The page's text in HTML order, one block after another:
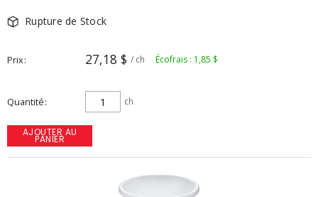
Rupture de Stock
Prix 27,18 $ / ch Écofrais : 1,85 $
Quantité ch
AJOUTER AU
PANIER